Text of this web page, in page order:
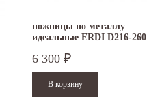
ножницы по металлу
идеальные ERDI D216-260
6 300 ₽